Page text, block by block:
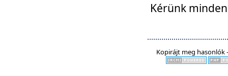
Kérünk
Kopirájt meg hasonlók